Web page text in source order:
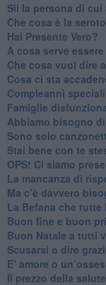
​Sii la persona di
Che cosa è la
​Hai Presente Vero?
A cosa serve
​Che cosa vuol dire
​Cosa ci sta
​Compleanni speciali
​Famiglie
​Abbiamo bisogno
Sono solo
​Stai bene con te
​OPS! Ci siamo
​La mancanza di
​Ma c’è davvero
​La Befana che
Buon fine e buon
​Buon Natale a tutti
​Scusarsi o dire
​E’ amore o
​Il prezzo della salute